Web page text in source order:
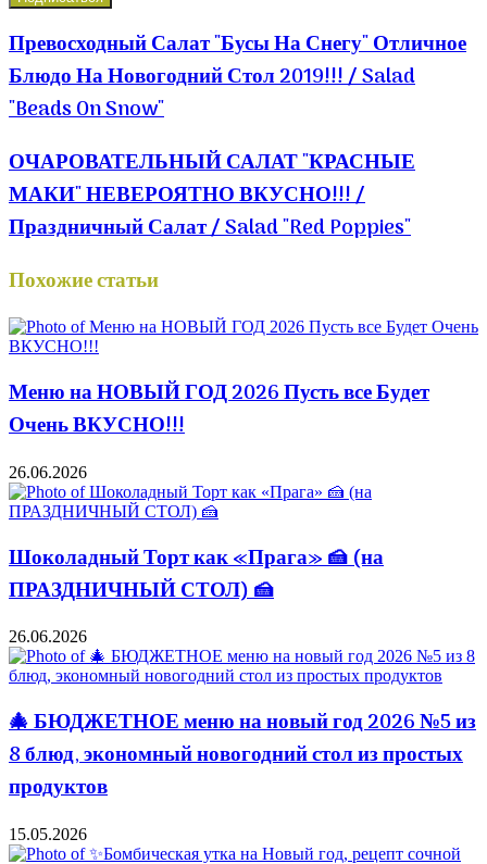
Превосходный Салат "Бусы На Снегу" Отличное
Блюдо На Новогодний Стол 2019!!! / Salad
"Beads On Snow"
ОЧАРОВАТЕЛЬНЫЙ САЛАТ "КРАСНЫЕ
МАКИ" НЕВЕРОЯТНО ВКУСНО!!! /
Праздничный Салат / Salad "Red Poppies"
Похожие статьи
Меню на НОВЫЙ ГОД 2026 Пусть все Будет
Очень ВКУСНО!!!
26.06.2026
Шоколадный Торт как «Прага» 🍰 (на
ПРАЗДНИЧНЫЙ СТОЛ) 🍰
26.06.2026
🎄 БЮДЖЕТНОЕ меню на новый год 2026 №5 из
8 блюд, экономный новогодний стол из простых
продуктов
15.05.2026